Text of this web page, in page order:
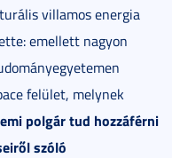
villamos energia
emellett nagyon
felület, melynek
polgár tud hozzáférni
szóló